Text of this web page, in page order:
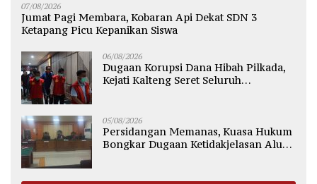
07/08/2026
Jumat Pagi Membara, Kobaran Api Dekat SDN 3
Ketapang Picu Kepanikan Siswa
06/08/2026
Dugaan Korupsi Dana Hibah Pilkada,
Kejati Kalteng Seret Seluruh
05/08/2026
Persidangan Memanas, Kuasa Hukum
Bongkar Dugaan Ketidakjelasan Alur